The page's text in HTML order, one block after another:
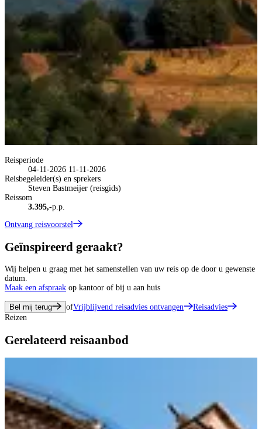
Reisperiode
04-11-2026 11-11-2026
Reisbegeleider(s) en sprekers
Steven Bastmeijer (reisgids)
Reissom
3.395,-p.p.
Ontvang reisvoorstel
Geïnspireerd geraakt?
Wij helpen u graag met het samenstellen van uw reis op de door u gewenste
datum.
Maak een afspraak op kantoor of bij u aan huis
Bel mij terug ofVrijblijvend reisadvies ontvangen
Reisadvies
Reizen
Gerelateerd reisaanbod